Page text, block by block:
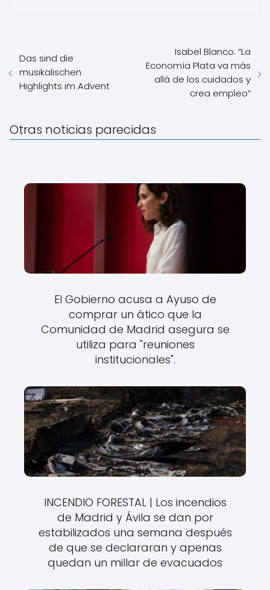
Das sind die
musikalischen
Highlights im Advent
Isabel Blanco: “La
Economía Plata va más
allá de los cuidados y
crea empleo”
Otras noticias parecidas
El Gobierno acusa a Ayuso de
comprar un ático que la
Comunidad de Madrid asegura se
utiliza para "reuniones
institucionales".
INCENDIO FORESTAL | Los incendios
de Madrid y Ávila se dan por
estabilizados una semana después
de que se declararan y apenas
quedan un millar de evacuados